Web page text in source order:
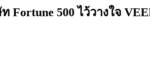
Fortune 500 ไว้วางใจ